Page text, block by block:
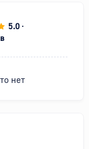
5.0 •
нет